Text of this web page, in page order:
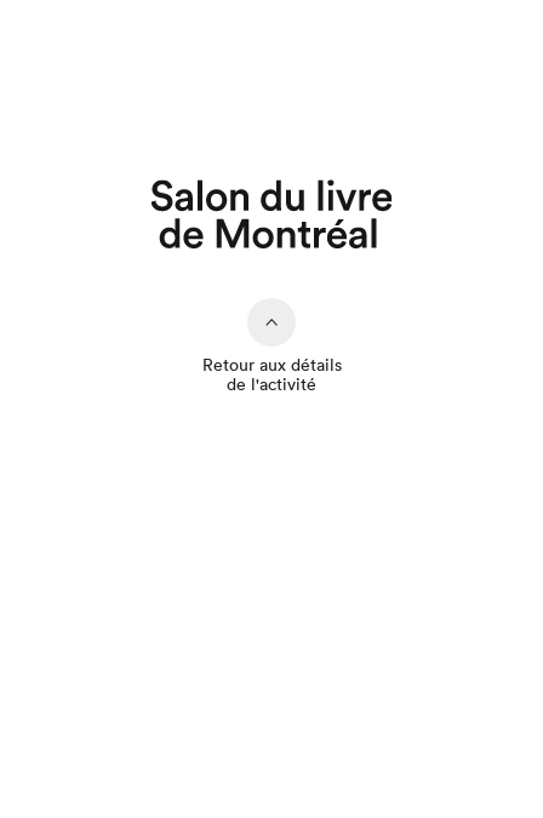
Que cherchez-vous?
Retour aux détails
de l'activité